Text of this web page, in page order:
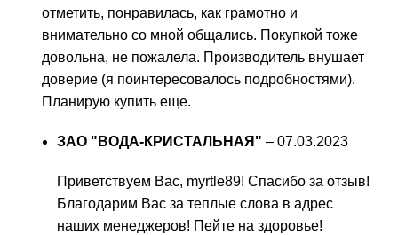
отметить, понравилась, как грамотно и
внимательно со мной общались. Покупкой тоже
довольна, не пожалела. Производитель внушает
доверие (я поинтересовалось подробностями).
Планирую купить еще.
ЗАО "ВОДА-КРИСТАЛЬНАЯ" – 07.03.2023
Приветствуем Вас, myrtle89! Спасибо за отзыв!
Благодарим Вас за теплые слова в адрес
наших менеджеров! Пейте на здоровье!